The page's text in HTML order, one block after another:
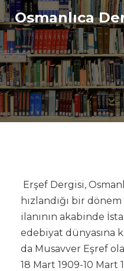
Osmanlıca
Erşef Dergisi,
hızlandığı bir
ilanının akabinde
edebiyat dünyasına
da Musavver Eşref
18 Mart 1909-10 Mart